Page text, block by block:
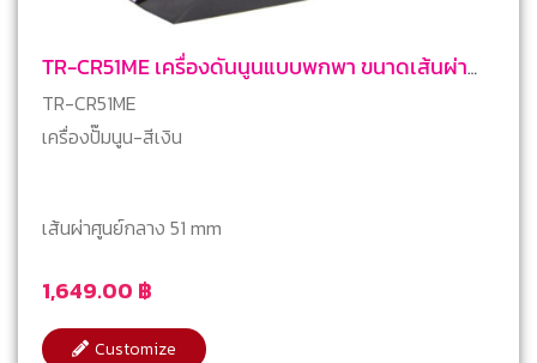
TR-CR51ME เครื่องดันนูนแบบพกพา ขนาดเส้นผ่า
ศูนย์กลาง 51 มม.
1,649.00 ฿
TR-CR51ME
เครื่องปั๊มนูน-สีเงิน
เส้นผ่าศูนย์กลาง 51 mm
Customize